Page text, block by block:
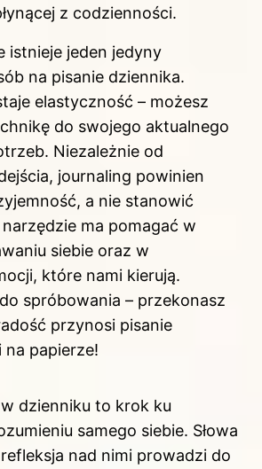
z codzienności.
istnieje jeden jedyny
na pisanie dziennika.
elastyczność – możesz
do swojego aktualnego
Niezależnie od
journaling powinien
a nie stanowić
ma pomagać w
siebie oraz w
które nami kierują.
spróbowania – przekonasz
przynosi pisanie
na papierze!
dzienniku to krok ku
samego siebie. Słowa
nad nimi prowadzi do